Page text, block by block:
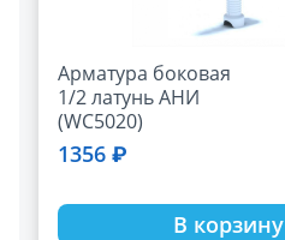
Арматура боковая
1/2 латунь АНИ
(WC5020)
1356 ₽
В корзину